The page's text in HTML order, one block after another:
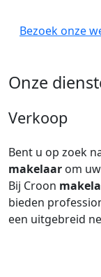
Bezoek onze
Onze
Verkoop
Bent u op zoek
makelaar om
Bij Croon
bieden
een uitgebreid